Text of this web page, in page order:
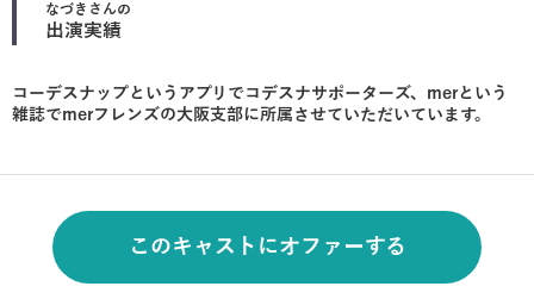
なづき さんの
出演実績
コーデスナップというアプリでコデスナサポーターズ、merという
雑誌でmerフレンズの大阪支部に所属させていただいています。
このキャストにオファーする